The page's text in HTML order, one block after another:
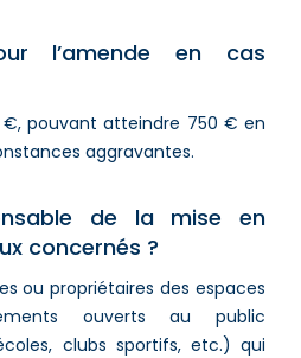
l’amende en cas
€, pouvant atteindre 750 € en
aggravantes.
de la mise en
concernés ?
ou propriétaires des espaces
ouverts au public
clubs sportifs, etc.) qui